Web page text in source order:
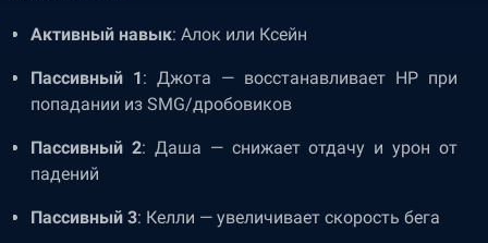
Активный навык: Алок или Ксейн
Пассивный 1: Джота — восстанавливает HP при
попадании из SMG/дробовиков
Пассивный 2: Даша — снижает отдачу и урон от
падений
Пассивный 3: Келли — увеличивает скорость бега